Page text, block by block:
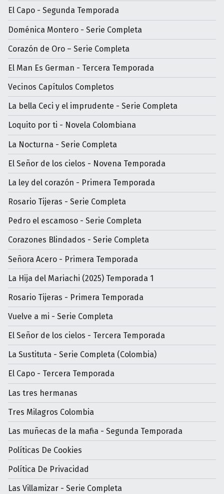
El Capo - Segunda Temporada
Doménica Montero - Serie Completa
Corazón de Oro – Serie Completa
El Man Es German - Tercera Temporada
Vecinos Capítulos Completos
La bella Ceci y el imprudente - Serie Completa
Loquito por ti - Novela Colombiana
La Nocturna - Serie Completa
El Señor de los cielos - Novena Temporada
La ley del corazón - Primera Temporada
Rosario Tijeras - Serie Completa
Pedro el escamoso - Serie Completa
Corazones Blindados - Serie Completa
Señora Acero - Primera Temporada
La Hija del Mariachi (2025) Temporada 1
Rosario Tijeras - Primera Temporada
Vuelve a mi - Serie Completa
El Señor de los cielos - Tercera Temporada
La Sustituta - Serie Completa (Colombia)
El Capo - Tercera Temporada
Las tres hermanas
Tres Milagros Colombia
Las muñecas de la mafia - Segunda Temporada
Políticas De Cookies
Política De Privacidad
Las Villamizar - Serie Completa